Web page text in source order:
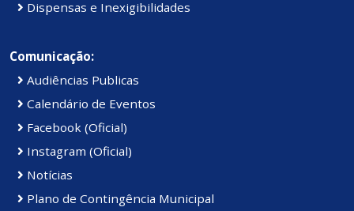
Dispensas e Inexigibilidades
Comunicação:
Audiências Publicas
Calendário de Eventos
Facebook (Oficial)
Instagram (Oficial)
Notícias
Plano de Contingência Municipal